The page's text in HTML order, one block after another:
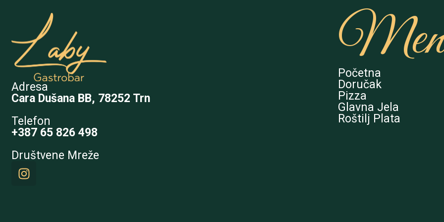
Adresa
Cara Dušana BB, 78252 Trn
Telefon
+387 65 826 498
Društvene Mreže
Početna
Doručak
Pizza
Glavna Jela
Roštilj Plata